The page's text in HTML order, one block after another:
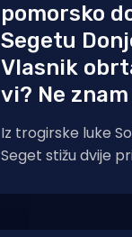
pomorsko
Segetu
Vlasnik
vi? Ne
Iz trogirske luke
Seget stižu dvije
infrasturkture,